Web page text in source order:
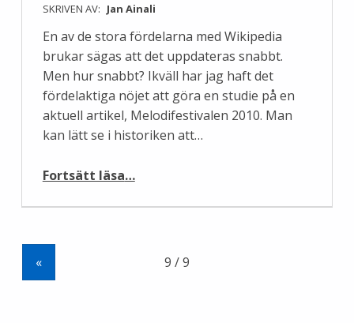
SKRIVEN AV: Jan Ainali
En av de stora fördelarna med Wikipedia
brukar sägas att det uppdateras snabbt.
Men hur snabbt? Ikväll har jag haft det
fördelaktiga nöjet att göra en studie på en
aktuell artikel, Melodifestivalen 2010. Man
kan lätt se i historiken att…
Fortsätt läsa…
«